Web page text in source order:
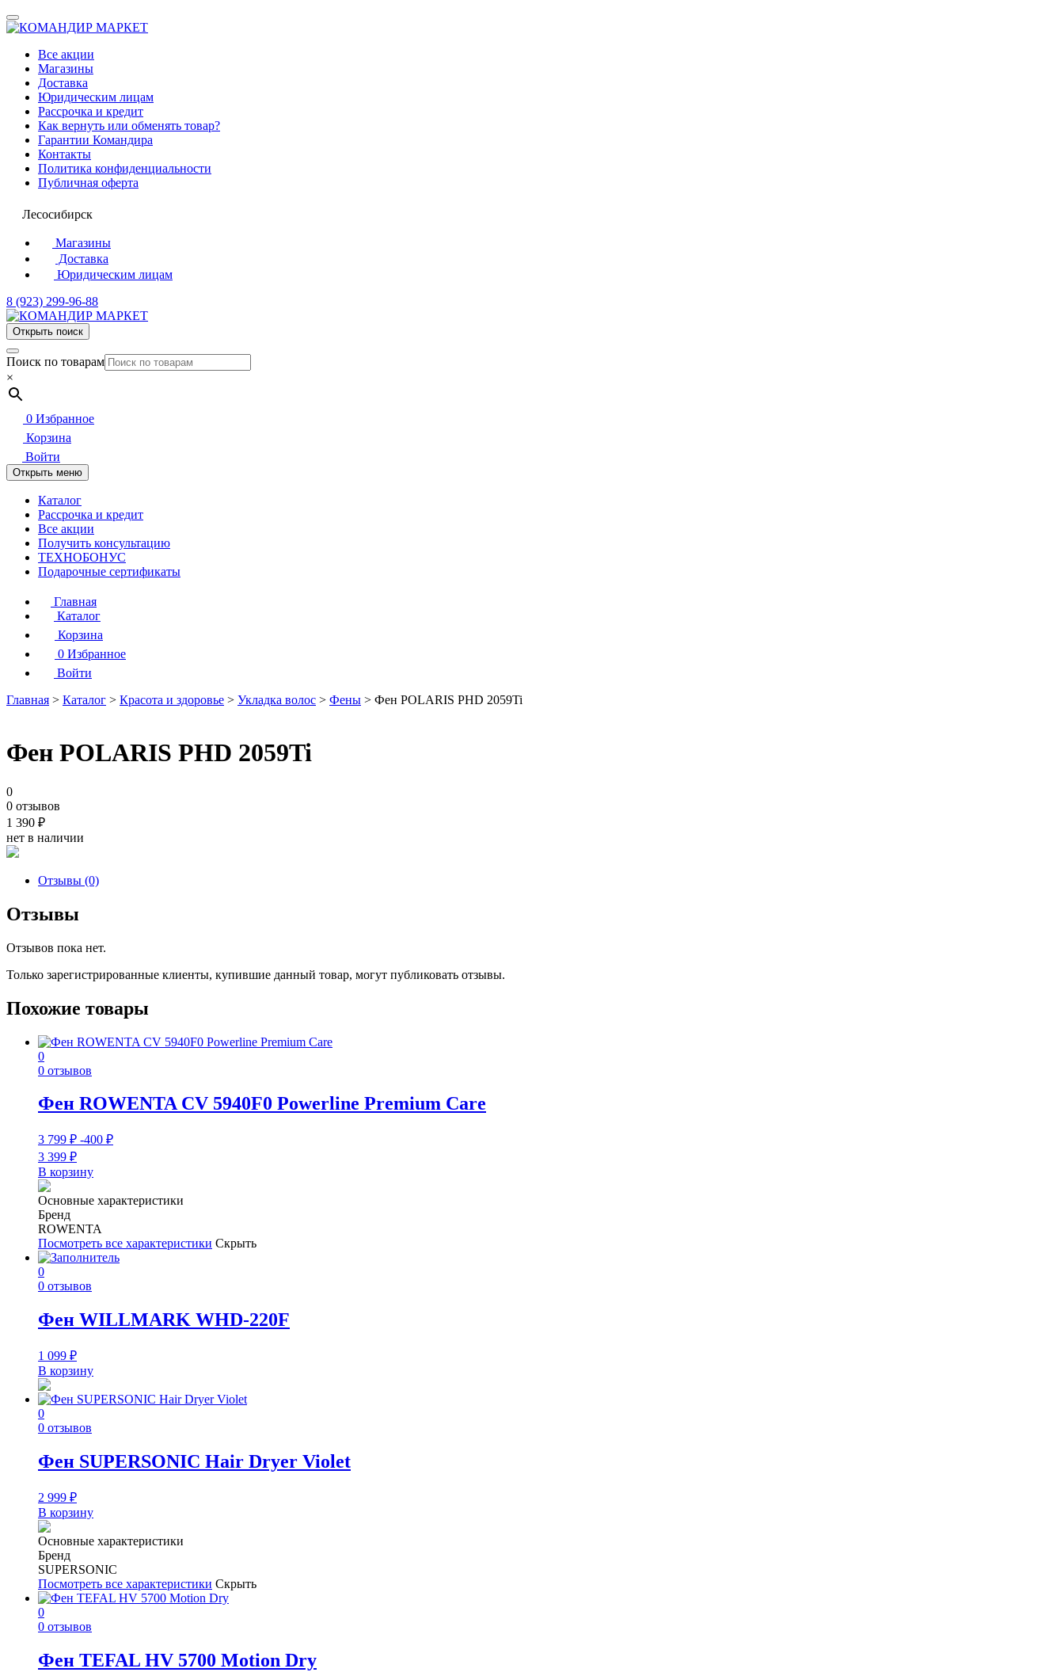
Все акции
Магазины
Доставка
Юридическим лицам
Рассрочка и кредит
Как вернуть или обменять товар?
Гарантии Командира
Контакты
Политика конфиденциальности
Публичная оферта
Лесосибирск
Магазины
Доставка
Юридическим лицам
8 (923) 299-96-88
Открыть поиск
Поиск по товарам
×
0 Избранное
Корзина
Войти
Открыть меню
Каталог
Рассрочка и кредит
Все акции
Получить консультацию
ТЕХНОБОНУС
Подарочные сертификаты
Главная
Каталог
Корзина
0 Избранное
Войти
Главная > Каталог > Красота и здоровье > Укладка волос > Фены > Фен POLARIS PHD 2059Ti
Фен POLARIS PHD 2059Ti
0
0 отзывов
1 390 ₽
нет в наличии
Отзывы (0)
Отзывы
Отзывов пока нет.
Только зарегистрированные клиенты, купившие данный товар, могут публиковать отзывы.
Похожие товары
0
0 отзывов
Фен ROWENTA CV 5940F0 Powerline Premium Care
3 799 ₽ -400 ₽
3 399 ₽
В корзину
Основные характеристики
Бренд
ROWENTA
Посмотреть все характеристики Скрыть
0
0 отзывов
Фен WILLMARK WHD-220F
1 099 ₽
В корзину
0
0 отзывов
Фен SUPERSONIC Hair Dryer Violet
2 999 ₽
В корзину
Основные характеристики
Бренд
SUPERSONIC
Посмотреть все характеристики Скрыть
0
0 отзывов
Фен TEFAL HV 5700 Motion Dry